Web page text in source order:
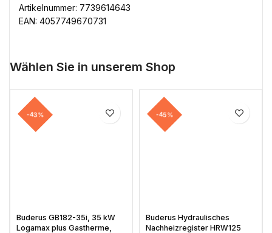
Artikelnummer: 7739614643
EAN: 4057749670731
Wählen Sie in unserem Shop
-43%
Buderus GB182-35i, 35 kW
Logamax plus Gastherme,
-45%
Buderus Hydraulisches
Nachheizregister HRW125